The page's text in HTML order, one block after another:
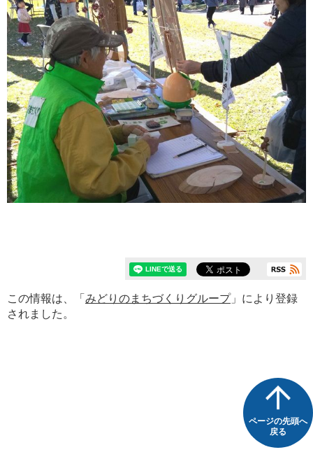
この情報は、「 みどりのまちづくりグループ」により登録
されました。
ページの先頭へ
戻る